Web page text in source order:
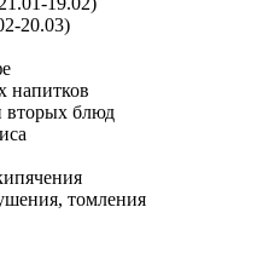
20.03)
напитков
вторых блюд
томления